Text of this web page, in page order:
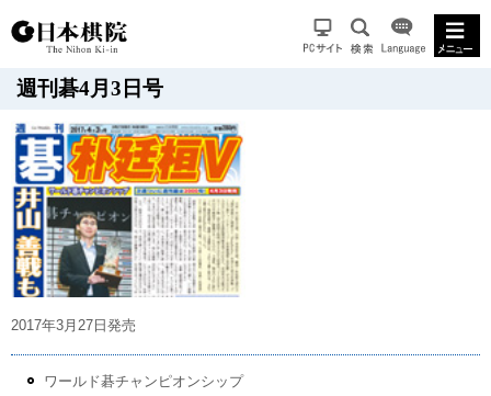
週刊碁4月3日号
2017年3月27日発売
ワールド碁チャンピオンシップ